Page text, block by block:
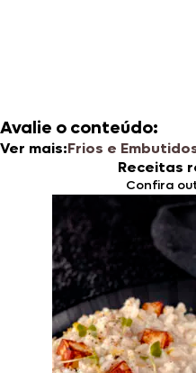
Avalie o conteúdo:
Ver mais:Frios e
Receitas
Confira